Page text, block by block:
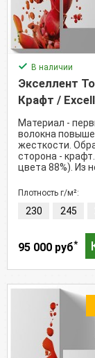
В наличии
Экселлент
Крафт /
Kraft - Coated
EXKR
Материал -
волокна
жесткости.
сторона -
цвета 88%). Из
подарочные
коробки.
Плотность г/м²:
230 245
95 000 руб*